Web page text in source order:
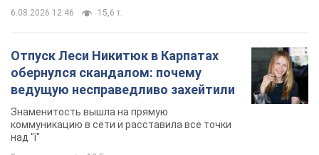
6.08.2026 12:46 15,6 т.
Отпуск Леси Никитюк в Карпатах
обернулся скандалом: почему
ведущую несправедливо захейтили
Знаменитость вышла на прямую
коммуникацию в сети и расставила все точки
над "i"